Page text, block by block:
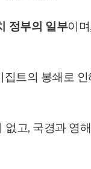
정부의 일부이
집트의 봉쇄로
고, 국경과 영